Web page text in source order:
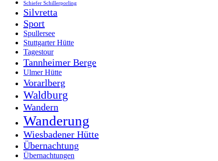
Schiefer Schillerporling
Silvretta
Sport
Spullersee
Stuttgarter Hütte
Tagestour
Tannheimer Berge
Ulmer Hütte
Vorarlberg
Waldburg
Wandern
Wanderung
Wiesbadener Hütte
Übernachtung
Übernachtungen